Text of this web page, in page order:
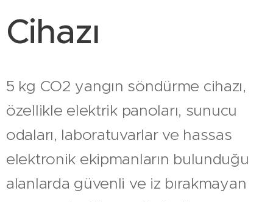
Cihazı
5 kg CO2 yangın söndürme cihazı,
özellikle elektrik panoları, sunucu
odaları, laboratuvarlar ve hassas
elektronik ekipmanların bulunduğu
alanlarda güvenli ve iz bırakmayan